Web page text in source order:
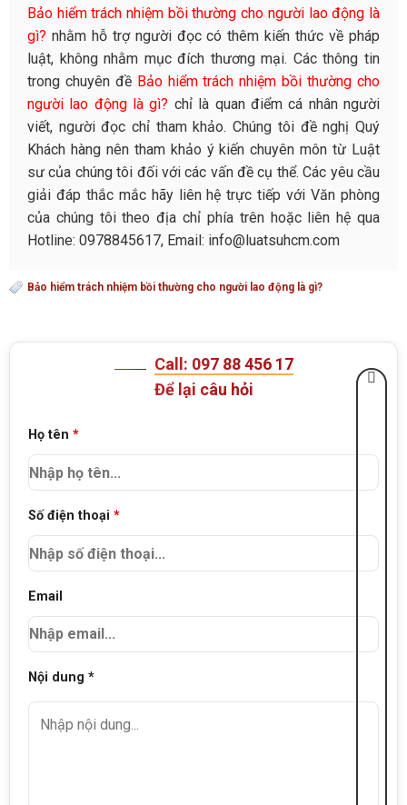
Bảo hiểm trách nhiệm bồi thường cho người lao động là
gì? nhằm hỗ trợ người đọc có thêm kiến thức về pháp
luật, không nhằm mục đích thương mại. Các thông tin
trong chuyên đề Bảo hiểm trách nhiệm bồi thường cho
người lao động là gì? chỉ là quan điểm cá nhân người
viết, người đọc chỉ tham khảo. Chúng tôi đề nghị Quý
Khách hàng nên tham khảo ý kiến chuyên môn từ Luật
sư của chúng tôi đối với các vấn đề cụ thể. Các yêu cầu
giải đáp thắc mắc hãy liên hệ trực tiếp với Văn phòng
của chúng tôi theo địa chỉ phía trên hoặc liên hệ qua
Hotline: 0978845617, Email: info@luatsuhcm.com
Bảo hiểm trách nhiệm bồi thường cho người lao động là gì?
Call: 097 88 456 17
Để lại câu hỏi
Họ tên *
Số điện thoại *
Email
Nội dung *